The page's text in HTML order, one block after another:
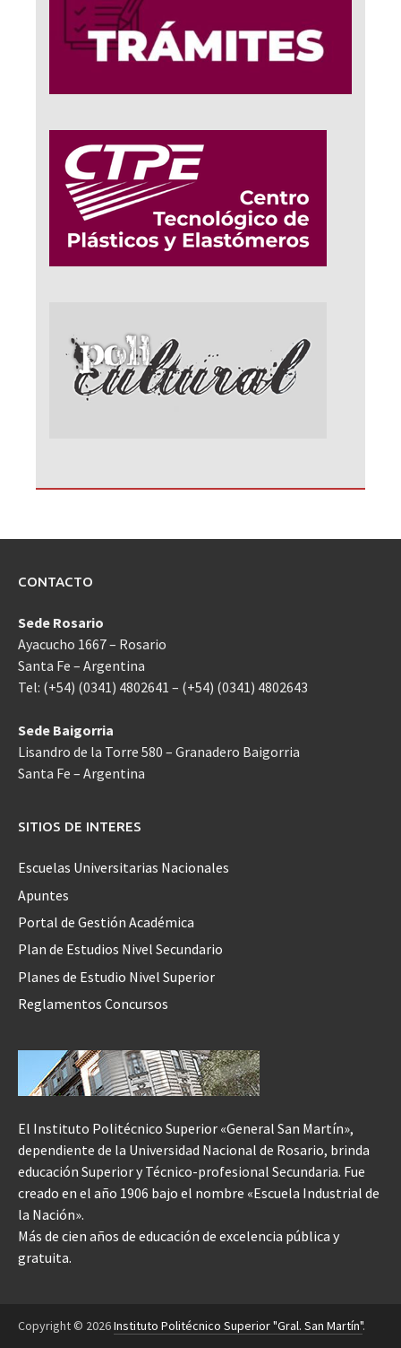
CONTACTO
Sede Rosario
Ayacucho 1667 – Rosario
Santa Fe – Argentina
Tel: (+54) (0341) 4802641 – (+54) (0341) 4802643
Sede Baigorria
Lisandro de la Torre 580 – Granadero Baigorria
Santa Fe – Argentina
SITIOS DE INTERES
Escuelas Universitarias Nacionales
Apuntes
Portal de Gestión Académica
Plan de Estudios Nivel Secundario
Planes de Estudio Nivel Superior
Reglamentos Concursos
El Instituto Politécnico Superior «General San Martín»,
dependiente de la Universidad Nacional de Rosario, brinda
educación Superior y Técnico-profesional Secundaria. Fue
creado en el año 1906 bajo el nombre «Escuela Industrial de
la Nación».
Más de cien años de educación de excelencia pública y
gratuita.
Copyright © 2026Instituto Politécnico Superior "Gral. San Martín".